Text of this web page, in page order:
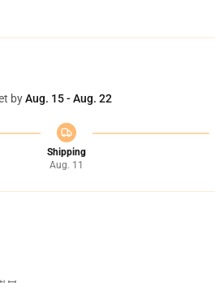
byAug. 15 - Aug. 22
Shipping
Aug. 11